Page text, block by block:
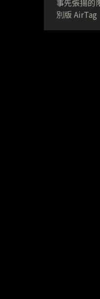
事先張揚的
別版 AirTag